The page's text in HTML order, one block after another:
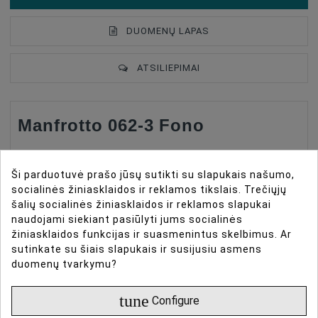
DUOMENŲ LAPAS
ATSILIEPIMAI
Type Of Product Studio Accessories
Background Type In Roll
Background Type Accessories
Material Metāls
Material Plastmasa
Material Metalas Ir Plastikas Dalys
800
Manfrotto 062-3 Fono
Popieriaus Svoris
Manfrotto 062-3 Fono Popieriaus Svoris yra dviejų
sekcijų priedas, sukurtas užtikrinti ir sverti besiūlių
fono popieriaus ritinių galą. Jis suderinamas su 4
pėdų (1,2 m) ir 9 pėdų (2,72 m / 2,75 m) pločiais, turi
vidinę vamzdį ir išorinį užsegimą lengvam tvirtinimui
ir popieriaus susukimo prevencijai studijos
Ši parduotuvė prašo jūsų sutikti su slapukais našumo,
socialinės žiniasklaidos ir reklamos tikslais. Trečiųjų
šalių socialinės žiniasklaidos ir reklamos slapukai
naudojami siekiant pasiūlyti jums socialinės
žiniasklaidos funkcijas ir suasmenintus skelbimus. Ar
sutinkate su šiais slapukais ir susijusiu asmens
duomenų tvarkymu?
tune Configure